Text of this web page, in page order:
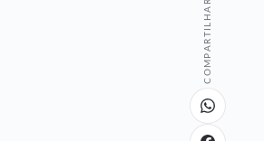
COMPARTILHAR